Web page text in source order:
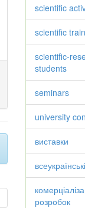
scientific
scientific
scientific-
students
seminars
university
виставки
розробок